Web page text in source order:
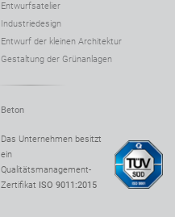
Entwurfsatelier
Industriedesign
Entwurf der kleinen Architektur
Gestaltung der Grünanlagen
Beton
Das Unternehmen besitzt
ein
Qualitätsmanagement-
Zertifikat ISO 9011:2015